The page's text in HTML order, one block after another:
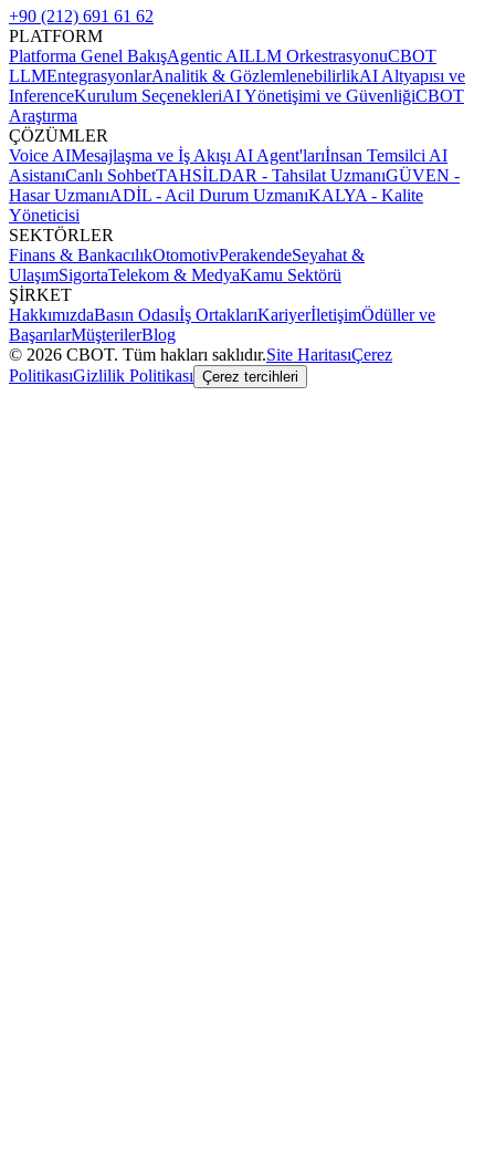
+90 (212) 691 61 62
PLATFORM
Platforma Genel BakışAgentic AILLM OrkestrasyonuCBOT
LLMEntegrasyonlarAnalitik & GözlemlenebilirlikAI Altyapısı ve
InferenceKurulum SeçenekleriAI Yönetişimi ve GüvenliğiCBOT
Araştırma
ÇÖZÜMLER
Voice AIMesajlaşma ve İş Akışı AI Agent'larıİnsan Temsilci AI
AsistanıCanlı SohbetTAHSİLDAR - Tahsilat UzmanıGÜVEN -
Hasar UzmanıADİL - Acil Durum UzmanıKALYA - Kalite
Yöneticisi
SEKTÖRLER
Finans & BankacılıkOtomotivPerakendeSeyahat &
UlaşımSigortaTelekom & MedyaKamu Sektörü
ŞİRKET
HakkımızdaBasın Odasıİş OrtaklarıKariyerİletişimÖdüller ve
BaşarılarMüşterilerBlog
© 2026 CBOT. Tüm hakları saklıdır.Site HaritasıÇerez
PolitikasıGizlilik Politikası Çerez tercihleri